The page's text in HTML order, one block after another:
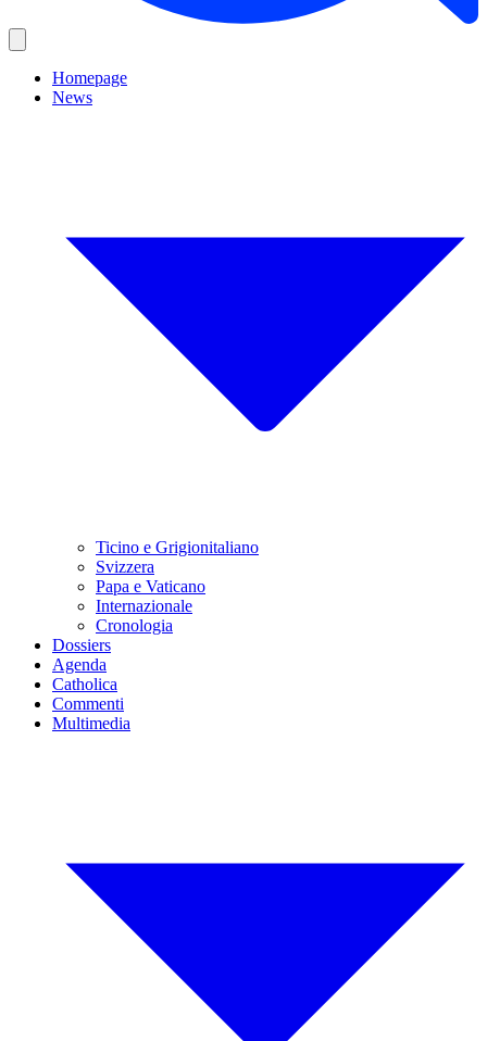
Homepage
News
Ticino e Grigionitaliano
Svizzera
Papa e Vaticano
Internazionale
Cronologia
Dossiers
Agenda
Catholica
Commenti
Multimedia